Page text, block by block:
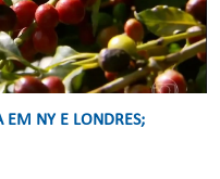
EM NY E LONDRES;